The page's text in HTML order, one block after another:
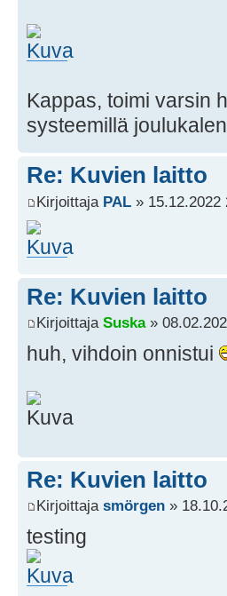
Kappas, toimi varsin
systeemillä
Re: Kuvien laitto
Kirjoittaja PAL » 15.12.2022
Re: Kuvien laitto
Kirjoittaja Suska»
huh, vihdoin onnistui
Re: Kuvien laitto
Kirjoittaja smörgen »
testing